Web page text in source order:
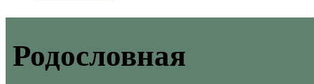
Родословная